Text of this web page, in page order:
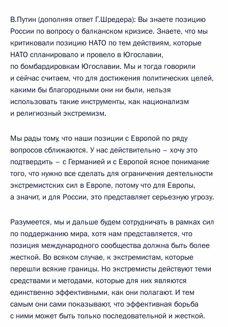
В.Путин (дополняя ответ Г.Шредера): Вы знаете позицию
России по вопросу о балканском кризисе. Знаете, что мы
критиковали позицию НАТО по тем действиям, которые
НАТО спланировало и провело в Югославии,
по бомбардировкам Югославии. Мы и тогда говорили
и сейчас считаем, что для достижения политических целей,
какими бы благородными они ни были, нельзя
использовать такие инструменты, как национализм
и религиозный экстремизм.
Мы рады тому, что наши позиции с Европой по ряду
вопросов сближаются. У нас действительно – хочу это
подтвердить – с Германией и с Европой ясное понимание
того, что нужно все сделать для ограничения деятельности
экстремистских сил в Европе, потому что для Европы,
а значит, и для России, это представляет серьезную угрозу.
Разумеется, мы и дальше будем сотрудничать в рамках сил
по поддержанию мира, хотя нам представляется, что
позиция международного сообщества должна быть более
жесткой. Во всяком случае, к экстремистам, которые
перешли всякие границы. Но экстремисты действуют теми
средствами и методами, которые для них являются
единственно эффективными, как они полагают. И тем
самым они сами показывают, что эффективная борьба
с ними может быть только последовательной и жесткой.